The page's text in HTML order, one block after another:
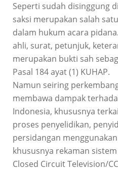
Seperti sudah disinggung
saksi merupakan salah
dalam hukum acara
ahli, surat, petunjuk,
merupakan bukti sah
Pasal 184 ayat (1) KUHAP.
Namun seiring
membawa dampak
Indonesia, khususnya
proses penyelidikan,
persidangan
khususnya rekaman
Closed Circuit Television/